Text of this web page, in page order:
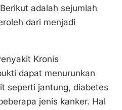
adalah sejumlah
dari menjadi
Kronis
dapat menurunkan
seperti jantung, diabetes
jenis kanker. Hal